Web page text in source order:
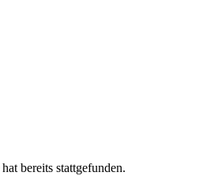
bereits stattgefunden.